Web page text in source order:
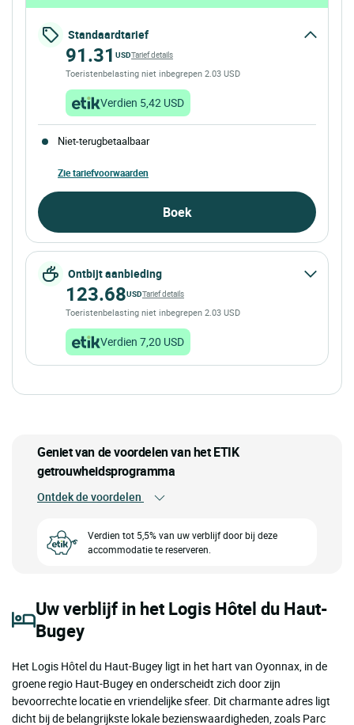
Standaardtarief
91.31 USDTarief details
Toeristenbelasting niet inbegrepen 2.03 USD
Verdien 5,42 USD
Niet-terugbetaalbaar
Zie tariefvoorwaarden
Boek
Ontbijt aanbieding
123.68USDTarief details
Toeristenbelasting niet inbegrepen 2.03 USD
Verdien 7,20 USD
Geniet van de voordelen van het ETIK
getrouwheidsprogramma
Ontdek de voordelen
Verdien tot 5,5% van uw verblijf door bij deze
accommodatie te reserveren.
Uw verblijf in het Logis Hôtel du Haut-
Bugey
Het Logis Hôtel du Haut-Bugey ligt in het hart van Oyonnax, in de
groene regio Haut-Bugey en onderscheidt zich door zijn
bevoorrechte locatie en vriendelijke sfeer. Dit charmante adres ligt
dicht bij de belangrijkste lokale bezienswaardigheden, zoals Parc